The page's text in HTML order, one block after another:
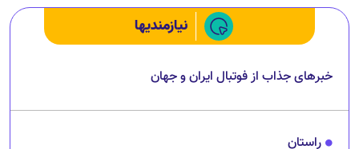
نیازمندیها
خبرهای جذاب از فوتبال ایران و جهان
راستان